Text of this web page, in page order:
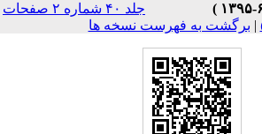
جلد ۴۰ شماره ۲ صفحات
برگشت به فهرست نسخه ها